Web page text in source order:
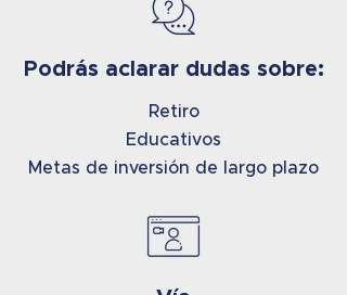
Podrás aclarar dudas sobre:
Retiro
Educativos
Metas de inversión de largo plazo